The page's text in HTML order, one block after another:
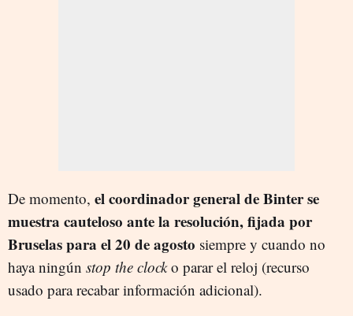
De momento, el coordinador general de Binter se
muestra cauteloso ante la resolución, fijada por
Bruselas para el 20 de agosto siempre y cuando no
haya ningún stop the clocko parar el reloj (recurso
usado para recabar información adicional).